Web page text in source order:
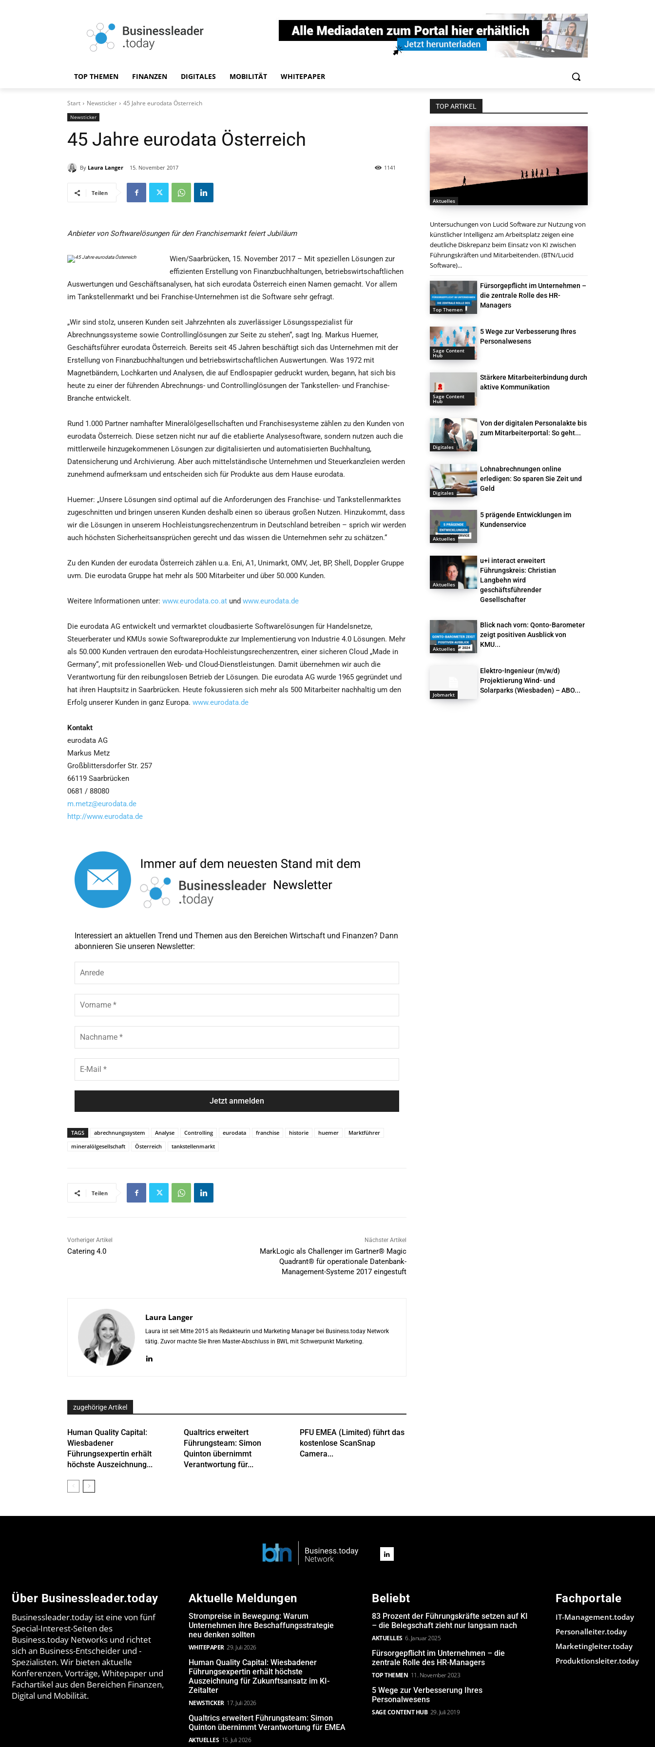
TOP THEMEN FINANZEN DIGITALES MOBILITÄT WHITEPAPER
Start Newsticker 45 Jahre eurodata Österreich
Newsticker
45 Jahre eurodata Österreich
By Laura Langer 15. November 2017 1141
Teilen
Anbieter von Softwarelösungen für den Franchisemarkt feiert Jubiläum
Wien/Saarbrücken, 15. November 2017 – Mit speziellen Lösungen zur
effizienten Erstellung von Finanzbuchhaltungen, betriebswirtschaftlichen
Auswertungen und Geschäftsanalysen, hat sich eurodata Österreich einen Namen gemacht. Vor allem
im Tankstellenmarkt und bei Franchise-Unternehmen ist die Software sehr gefragt.
„Wir sind stolz, unseren Kunden seit Jahrzehnten als zuverlässiger Lösungsspezialist für
Abrechnungssysteme sowie Controllinglösungen zur Seite zu stehen“, sagt Ing. Markus Huemer,
Geschäftsführer eurodata Österreich. Bereits seit 45 Jahren beschäftigt sich das Unternehmen mit der
Erstellung von Finanzbuchhaltungen und betriebswirtschaftlichen Auswertungen. Was 1972 mit
Magnetbändern, Lochkarten und Analysen, die auf Endlospapier gedruckt wurden, begann, hat sich bis
heute zu einer der führenden Abrechnungs- und Controllinglösungen der Tankstellen- und Franchise-
Branche entwickelt.
Rund 1.000 Partner namhafter Mineralölgesellschaften und Franchisesysteme zählen zu den Kunden von
eurodata Österreich. Diese setzen nicht nur auf die etablierte Analysesoftware, sondern nutzen auch die
mittlerweile hinzugekommenen Lösungen zur digitalisierten und automatisierten Buchhaltung,
Datensicherung und Archivierung. Aber auch mittelständische Unternehmen und Steuerkanzleien werden
zunehmend aufmerksam und entscheiden sich für Produkte aus dem Hause eurodata.
Huemer: „Unsere Lösungen sind optimal auf die Anforderungen des Franchise- und Tankstellenmarktes
zugeschnitten und bringen unseren Kunden deshalb einen so überaus großen Nutzen. Hinzukommt, dass
wir die Lösungen in unserem Hochleistungsrechenzentrum in Deutschland betreiben – sprich wir werden
auch höchsten Sicherheitsansprüchen gerecht und das wissen die Unternehmen sehr zu schätzen.“
Zu den Kunden der eurodata Österreich zählen u.a. Eni, A1, Unimarkt, OMV, Jet, BP, Shell, Doppler Gruppe
uvm. Die eurodata Gruppe hat mehr als 500 Mitarbeiter und über 50.000 Kunden.
Weitere Informationen unter: www.eurodata.co.at und www.eurodata.de
Die eurodata AG entwickelt und vermarktet cloudbasierte Softwarelösungen für Handelsnetze,
Steuerberater und KMUs sowie Softwareprodukte zur Implementierung von Industrie 4.0 Lösungen. Mehr
als 50.000 Kunden vertrauen den eurodata-Hochleistungsrechenzentren, einer sicheren Cloud „Made in
Germany“, mit professionellen Web- und Cloud-Dienstleistungen. Damit übernehmen wir auch die
Verantwortung für den reibungslosen Betrieb der Lösungen. Die eurodata AG wurde 1965 gegründet und
hat ihren Hauptsitz in Saarbrücken. Heute fokussieren sich mehr als 500 Mitarbeiter nachhaltig um den
Erfolg unserer Kunden in ganz Europa. www.eurodata.de
Kontakt
eurodata AG
Markus Metz
Großblittersdorfer Str. 257
66119 Saarbrücken
0681 / 88080
m.metz@eurodata.de
http://www.eurodata.de
Interessiert an aktuellen Trend und Themen aus den Bereichen Wirtschaft und Finanzen? Dann
abonnieren Sie unseren Newsletter:
r
e
r
n
c
h
M
a
TAGS abrechnungssystem Analyse Controlling eurodata franchise historie huemer
Marktführer
mineralölgesellschaft
Österreich tankstellenmarkt
Teilen
Vorheriger Artikel
Catering 4.0
Nächster Artikel
MarkLogic als Challenger im Gartner® Magic
Quadrant® für operationale Datenbank-
Management-Systeme 2017 eingestuft
Laura Langer
Laura ist seit Mitte 2015 als Redakteurin und Marketing Manager bei Business.today Network
tätig. Zuvor machte Sie Ihren Master-Abschluss in BWL mit Schwerpunkt Marketing.
zugehörige Artikel
Human Quality Capital:
Wiesbadener
Führungsexpertin erhält
höchste Auszeichnung...
Qualtrics erweitert
Führungsteam: Simon
Quinton übernimmt
Verantwortung für...
PFU EMEA (Limited) führt das
kostenlose ScanSnap
Camera...
TOP ARTIKEL
Aktuelles
Untersuchungen von Lucid Software zur Nutzung von
künstlicher Intelligenz am Arbeitsplatz zeigen eine
deutliche Diskrepanz beim Einsatz von KI zwischen
Führungskräften und Mitarbeitenden. (BTN/Lucid
Software)...
Top Themen
Fürsorgepflicht im Unternehmen –
die zentrale Rolle des HR-
Managers
Sage Content
Hub
5 Wege zur Verbesserung Ihres
Personalwesens
Sage Content
Hub
Stärkere Mitarbeiterbindung durch
aktive Kommunikation
Digitales
Von der digitalen Personalakte bis
zum Mitarbeiterportal: So geht...
Digitales
Lohnabrechnungen online
erledigen: So sparen Sie Zeit und
Geld
Aktuelles
5 prägende Entwicklungen im
Kundenservice
Aktuelles
u+i interact erweitert
Führungskreis: Christian
Langbehn wird
geschäftsführender
Gesellschafter
Aktuelles
Blick nach vorn: Qonto-Barometer
zeigt positiven Ausblick von
KMU...
Jobmarkt
Elektro-Ingenieur (m/w/d)
Projektierung Wind- und
Solarparks (Wiesbaden) – ABO...
Über Businessleader.today
Businessleader.today ist eine von fünf
Special-Interest-Seiten des
Business.today Networks und richtet
sich an Business-Entscheider und -
Spezialisten. Wir bieten aktuelle
Konferenzen, Vorträge, Whitepaper und
Fachartikel aus den Bereichen Finanzen,
Digital und Mobilität.
Aktuelle Meldungen
Strompreise in Bewegung: Warum
Unternehmen ihre Beschaffungsstrategie
neu denken sollten
WHITEPAPER 29. Juli 2026
Human Quality Capital: Wiesbadener
Führungsexpertin erhält höchste
Auszeichnung für Zukunftsansatz im KI-
Zeitalter
NEWSTICKER 17. Juli 2026
Qualtrics erweitert Führungsteam: Simon
Quinton übernimmt Verantwortung für EMEA
AKTUELLES 15. Juli 2026
Beliebt
83 Prozent der Führungskräfte setzen auf KI
– die Belegschaft zieht nur langsam nach
AKTUELLES 6. Januar 2025
Fürsorgepflicht im Unternehmen – die
zentrale Rolle des HR-Managers
TOP THEMEN 11. November 2023
5 Wege zur Verbesserung Ihres
Personalwesens
SAGE CONTENT HUB 29. Juli 2019
Fachportale
IT-Management.today
Personalleiter.today
Marketingleiter.today
Produktionsleiter.today